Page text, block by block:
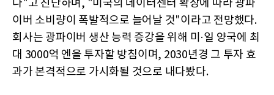
다"고 진단하며, "미국의 데이터센터 확장에 따라 광파
이버 소비량이 폭발적으로 늘어날 것"이라고 전망했다.
회사는 광파이버 생산 능력 증강을 위해 미·일 양국에 최
대 3000억 엔을 투자할 방침이며, 2030년경 그 투자 효
과가 본격적으로 가시화될 것으로 내다봤다.